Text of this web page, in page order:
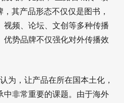
，其产品形态不仅仅是图书，
视频、论坛、文创等多种传播
优势品牌不仅强化对外传播效
为，让产品在所在国本土化，
中非常重要的课题。由于海外